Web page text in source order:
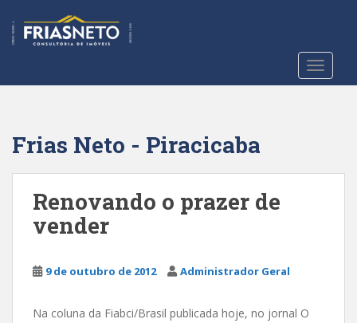
t
Frias Neto - Piracicaba
Renovando o prazer de
vender
9 de outubro de 2012 Administrador Geral
Na coluna da Fiabci/Brasil publicada hoje, no jornal O